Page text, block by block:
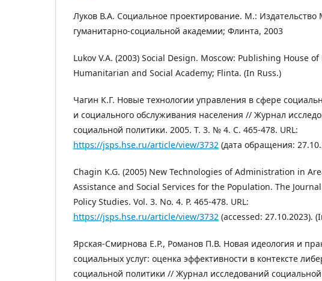
Луков В.А. Социальное проектирование. М.: Издательство
гуманитарно-социальной академии; Флинта, 2003
Lukov V.A. (2003) Social Design. Moscow: Publishing House of
Humanitarian and Social Academy; Flinta. (In Russ.)
Чагин К.Г. Новые технологии управления в сфере
и социального обслуживания населения // Журнал
социальной политики. 2005. Т. 3. № 4. С. 465-478. URL:
https://jsps.hse.ru/article/view/3732 (дата обращения:
Chagin K.G. (2005) New Technologies of Administration in
Assistance and Social Services for the Population. The
Policy Studies. Vol. 3. No. 4. P. 465-478. URL:
https://jsps.hse.ru/article/view/3732 (accessed: 27.10.2023).
Ярская-Смирнова Е.Р., Романов П.В. Новая идеология и
социальных услуг: оценка эффективности в контексте
социальной политики // Журнал исследований